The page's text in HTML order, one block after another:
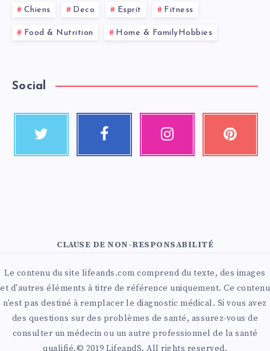
Chiens Deco Esprit Fitness
Food & Nutrition Home & FamilyHobbies
Social
CLAUSE DE NON-RESPONSABILITÉ
Le contenu du site lifeands.com comprend du texte, des images
et d'autres éléments à titre de référence uniquement. Ce contenu
n'est pas destiné à remplacer le diagnostic médical. Si vous avez
des questions sur des problèmes de santé, assurez-vous de
consulter un médecin ou un autre professionnel de la santé
qualifié.© 2019 LifeandS. All rights reserved.